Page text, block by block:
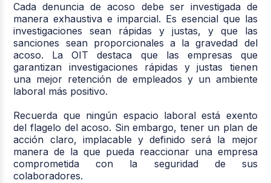
Cada denuncia de acoso debe ser investigada de
manera exhaustiva e imparcial. Es esencial que las
investigaciones sean rápidas y justas, y que las
sanciones sean proporcionales a la gravedad del
acoso. La OIT destaca que las empresas que
garantizan investigaciones rápidas y justas tienen
una mejor retención de empleados y un ambiente
laboral más positivo.
Recuerda que ningún espacio laboral está exento
del flagelo del acoso. Sin embargo, tener un plan de
acción claro, implacable y definido será la mejor
manera de la que pueda reaccionar una empresa
comprometida con la seguridad de sus
colaboradores.